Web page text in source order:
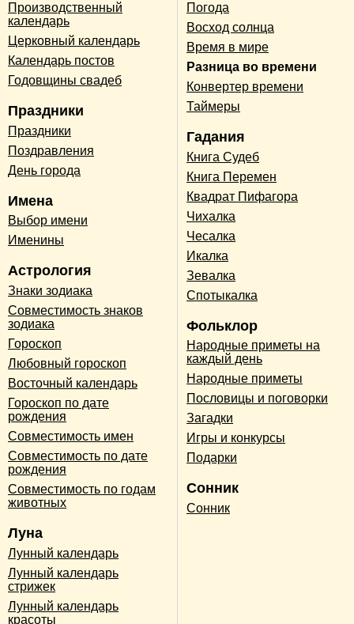
Производственный
календарь
Церковный календарь
Календарь постов
Годовщины свадеб
Праздники
Праздники
Поздравления
День города
Имена
Выбор имени
Именины
Астрология
Знаки зодиака
Совместимость знаков
зодиака
Гороскоп
Любовный гороскоп
Восточный календарь
Гороскоп по дате
рождения
Совместимость имен
Совместимость по дате
рождения
Совместимость по годам
животных
Луна
Лунный календарь
Лунный календарь
стрижек
Лунный календарь
красоты
Погода
Восход солнца
Время в мире
Разница во времени
Конвертер времени
Таймеры
Гадания
Книга Судеб
Книга Перемен
Квадрат Пифагора
Чихалка
Чесалка
Икалка
Зевалка
Спотыкалка
Фольклор
Народные приметы на
каждый день
Народные приметы
Пословицы и поговорки
Загадки
Игры и конкурсы
Подарки
Сонник
Сонник